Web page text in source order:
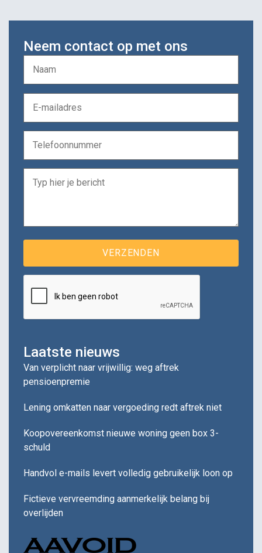
Neem contact op met ons
Laatste nieuws
Van verplicht naar vrijwillig: weg aftrek
pensioenpremie
Lening omkatten naar vergoeding redt aftrek niet
Koopovereenkomst nieuwe woning geen box 3-
schuld
Handvol e-mails levert volledig gebruikelijk loon op
Fictieve vervreemding aanmerkelijk belang bij
overlijden